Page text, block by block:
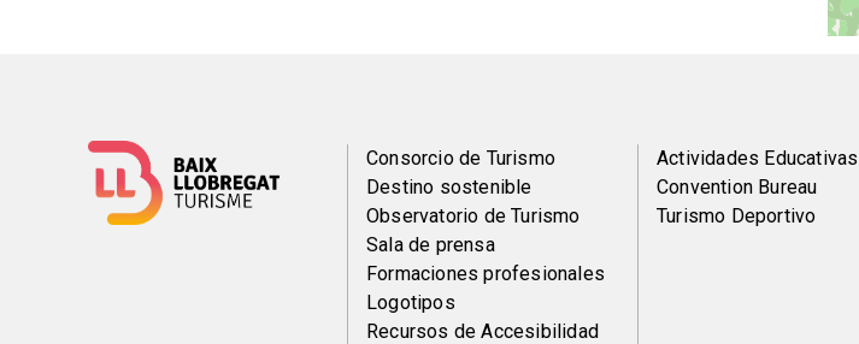
Menú
del
pie
Consorcio de Turismo
Destino sostenible
Observatorio de Turismo
Sala de prensa
Formaciones profesionales
Logotipos
Recursos de Accesibilidad
Peu
de
Actividades Educativas
Convention Bureau
Turismo Deportivo